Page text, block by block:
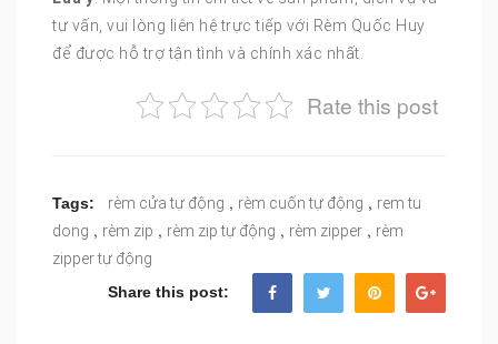
tư vấn, vui lòng liên hệ trực tiếp với Rèm Quốc Huy
để được hỗ trợ tận tình và chính xác nhất.
Rate this post
Tags: rèm cửa tự động , rèm cuốn tự động , rem tu
dong , rèm zip , rèm zip tự động , rèm zipper , rèm
zipper tự động
Share this post: